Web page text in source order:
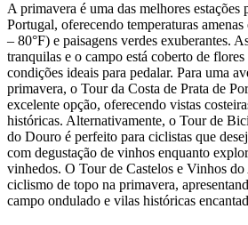
A primavera é uma das melhores estações
Portugal, oferecendo temperaturas
– 80°F) e paisagens verdes exuberantes.
tranquilas e o campo está coberto de
condições ideais para pedalar. Para uma
primavera, o Tour da Costa de Prata de
excelente opção, oferecendo vistas
históricas. Alternativamente, o Tour de
do Douro é perfeito para ciclistas que
com degustação de vinhos enquanto
vinhedos. O Tour de Castelos e Vinhos
ciclismo de topo na primavera,
campo ondulado e vilas históricas